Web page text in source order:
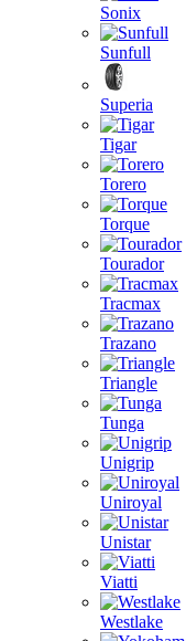
Sonix
Sunfull
Superia
Tigar
Torero
Torque
Tourador
Tracmax
Trazano
Triangle
Tunga
Unigrip
Uniroyal
Unistar
Viatti
Westlake